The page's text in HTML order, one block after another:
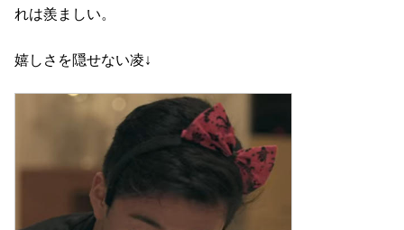
れは羨ましい。
嬉しさを隠せない凌↓